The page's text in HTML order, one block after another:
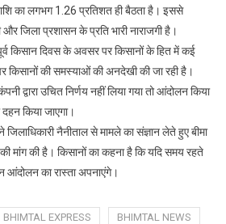
के
किसानों
मात्र
1.26
प्रतिशत
का लगभग 1.26 प्रतिशत ही बैठता है। इससे
और जिला प्रशासन के प्रति भारी नाराजगी है।
किसान दिवस के अवसर पर किसानों के हित में कई
किसानों की समस्याओं की अनदेखी की जा रही है।
द्वारा उचित निर्णय नहीं लिया गया तो आंदोलन किया
किया जाएगा।
नैनीताल से मामले का संज्ञान लेते हुए बीमा
मांग की है। किसानों का कहना है कि यदि समय रहते
आंदोलन का रास्ता अपनाएंगे।
BHIMTAL EXPRESS
BHIMTAL NEWS